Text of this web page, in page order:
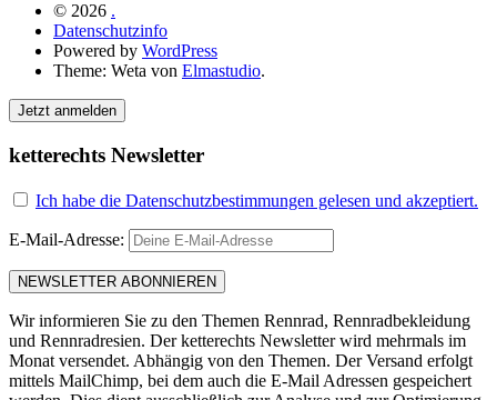
© 2026 .
Datenschutzinfo
Powered by WordPress
Theme: Weta von Elmastudio.
Jetzt anmelden
ketterechts Newsletter
Ich habe die Datenschutzbestimmungen gelesen und akzeptiert.
E-Mail-Adresse:
Wir informieren Sie zu den Themen Rennrad, Rennradbekleidung
und Rennradresien. Der ketterechts Newsletter wird mehrmals im
Monat versendet. Abhängig von den Themen. Der Versand erfolgt
mittels MailChimp, bei dem auch die E-Mail Adressen gespeichert